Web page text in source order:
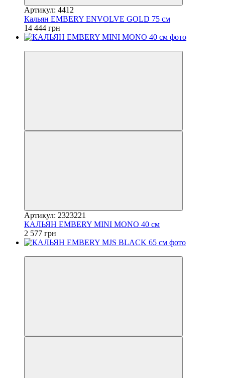
Артикул: 4412
Кальян EMBERY ENVOLVE GOLD 75 см
14 444 грн
Артикул: 2323221
КАЛЬЯН EMBERY MINI MONO 40 см
2 577 грн